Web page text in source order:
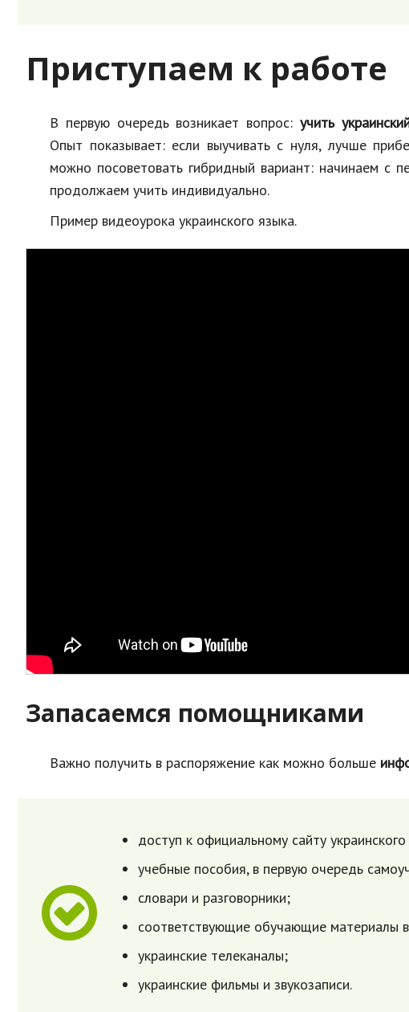
Приступаем к работе
В первую очередь возникает вопрос: учить
Опыт показывает: если выучивать с нуля, лучше
можно посоветовать гибридный вариант: начинаем с
продолжаем учить индивидуально.
Пример видеоурока украинского языка.
Запасаемся помощниками
Важно получить в распоряжение как можно больше
доступ к официальному сайту
учебные пособия, в первую очередь
словари и разговорники;
соответствующие обучающие материалы
украинские телеканалы;
украинские фильмы и звукозаписи.